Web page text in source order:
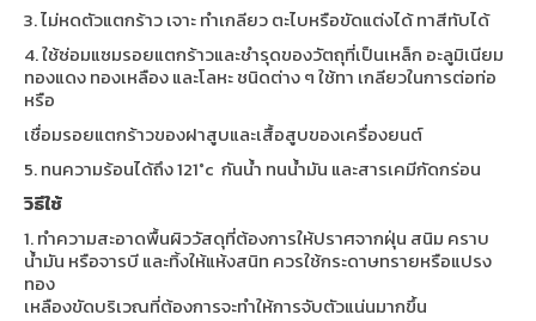
3. ไม่หดตัวแตกร้าว เจาะ ทำเกลียว ตะไบหรือขัดแต่งได้ ทาสีทับได้
4. ใช้ซ่อมแซมรอยแตกร้าวและชำรุดของวัตถุที่เป็นเหล็ก อะลูมิเนียม
ทองแดง ทองเหลือง และโลหะ ชนิดต่าง ๆ ใช้ทา เกลียวในการต่อท่อ
หรือ
เชื่อมรอยแตกร้าวของฝาสูบและเสื้อสูบของเครื่องยนต์
5. ทนความร้อนได้ถึง 121°c กันน้ำ ทนน้ำมัน และสารเคมีกัดกร่อน
วิธีใช้
1. ทำความสะอาดพื้นผิววัสดุที่ต้องการให้ปราศจากฝุ่น สนิม คราบ
น้ำมัน หรือจารบี และทิ้งให้แห้งสนิท ควรใช้กระดาษทรายหรือแปรง
ทอง
เหลืองขัดบริเวณที่ต้องการจะทำให้การจับตัวแน่นมากขึ้น